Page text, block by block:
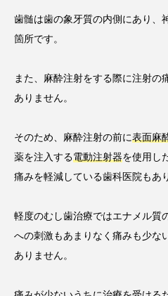
歯髄は歯の象牙質の内側にあり、
箇所です。
また、麻酔注射をする際に注射の
ありません。
そのため、麻酔注射の前に表面麻
薬を注入する電動注射器を使用し
痛みを軽減している歯科医院もあ
軽度のむし歯治療ではエナメル質
への刺激もあまりなく痛みも少な
ありません。